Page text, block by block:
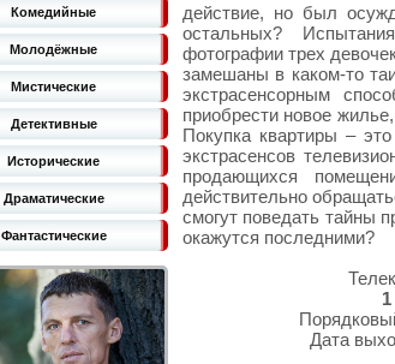
Комедийные
Молодёжные
Мистические
Детективные
Исторические
Драматические
Фантастические
действие, но был
остальных?
фотографии трех
замешаны в каком-то
экстрасенсорным
приобрести новое
Покупка квартиры –
экстрасенсов
продающихся
действительно
смогут поведать тайны
окажутся последними?
Дата